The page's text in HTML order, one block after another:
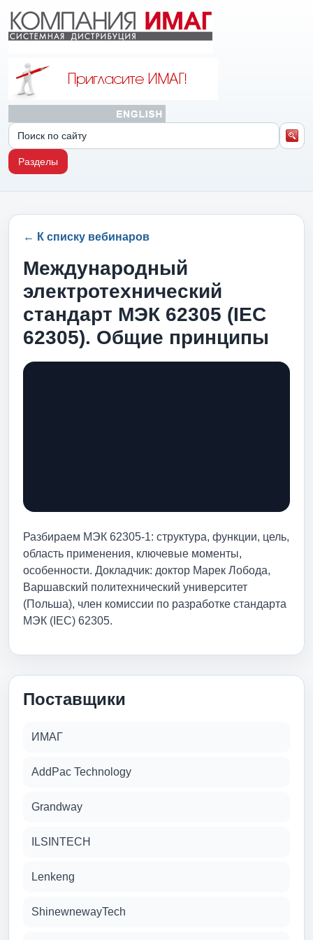
Разделы
← К списку вебинаров
Международный
электротехнический
стандарт МЭК 62305 (IEC
62305). Общие принципы
Разбираем МЭК 62305-1: структура, функции, цель,
область применения, ключевые моменты,
особенности. Докладчик: доктор Марек Лобода,
Варшавский политехнический университет
(Польша), член комиссии по разработке стандарта
МЭК (IEC) 62305.
Поставщики
ИМАГ
AddPac Technology
Grandway
ILSINTECH
Lenkeng
ShinewnewayTech